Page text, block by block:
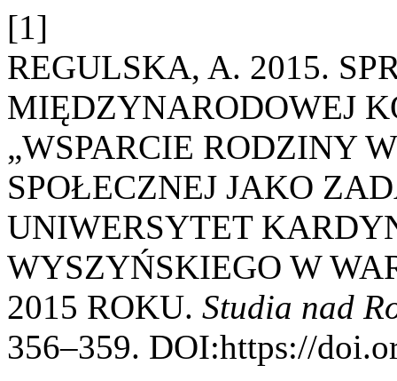
[1]
REGULSKA, A. 2015.
MIĘDZYNARODOWEJ
„WSPARCIE RODZINY
SPOŁECZNEJ JAKO
UNIWERSYTET
WYSZYŃSKIEGO W
2015 ROKU. Studia nad
356–359. DOI:https://